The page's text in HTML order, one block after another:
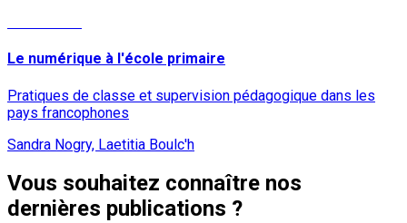
Le numérique à l'école primaire
Pratiques de classe et supervision pédagogique dans les
pays francophones
Sandra Nogry, Laetitia Boulc'h
Vous souhaitez connaître nos
dernières publications ?